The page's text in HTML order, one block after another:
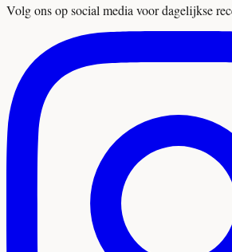
Volg ons op social media voor dagelijkse